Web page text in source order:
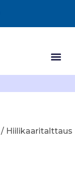
/ Hiilikaaritalttaus